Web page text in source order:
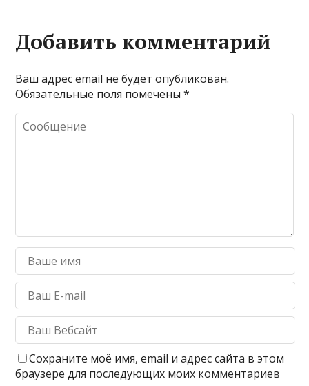
Добавить комментарий
Ваш адрес email не будет опубликован.
Обязательные поля помечены*
Сохраните моё имя, email и адрес сайта в этом
браузере для последующих моих комментариев